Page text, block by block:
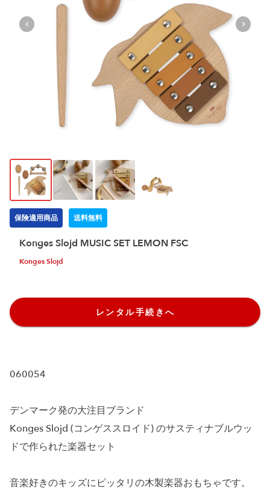
保険適用商品 送料無料
Konges Slojd MUSIC SET LEMON FSC
Konges Slojd
レンタル手続きへ
060054
デンマーク発の大注目ブランド
Konges Slojd (コンゲススロイド) のサスティナブルウッ
ドで作られた楽器セット
音楽好きのキッズにピッタリの木製楽器おもちゃです。